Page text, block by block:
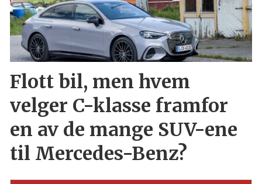
Flott bil, men hvem
velger C-klasse framfor
en av de mange SUV-ene
til Mercedes-Benz?